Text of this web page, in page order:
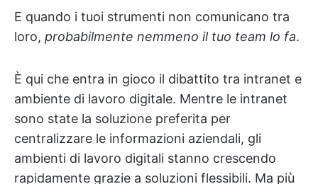
E quando i tuoi strumenti non comunicano tra
loro, probabilmente nemmeno il tuo team lo fa.
È qui che entra in gioco il dibattito tra intranet e
ambiente di lavoro digitale. Mentre le intranet
sono state la soluzione preferita per
centralizzare le informazioni aziendali, gli
ambienti di lavoro digitali stanno crescendo
rapidamente grazie a soluzioni flessibili. Ma più